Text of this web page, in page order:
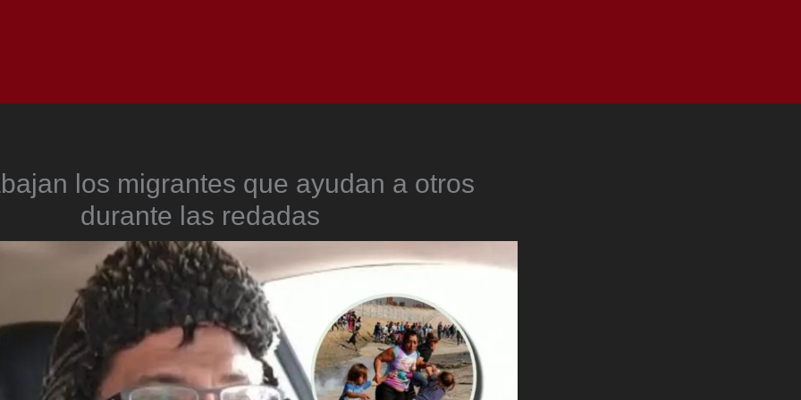
los migrantes que ayudan a otros
durante las redadas